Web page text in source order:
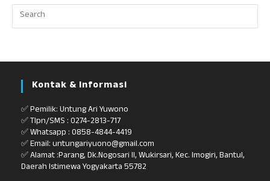
Kontak & Informasi
✅ Pemilik: Untung Ari Yuwono
✅ Tlpn/SMS : 0274-2813-717
✅ Whatsapp : 0858-4844-4419
✅ Email: untungariyuono@gmail.com
✅ Alamat :Parang, Dk.Nogosari II, Wukirsari, Kec. Imogiri, Bantul,
Daerah Istimewa Yogyakarta 55782